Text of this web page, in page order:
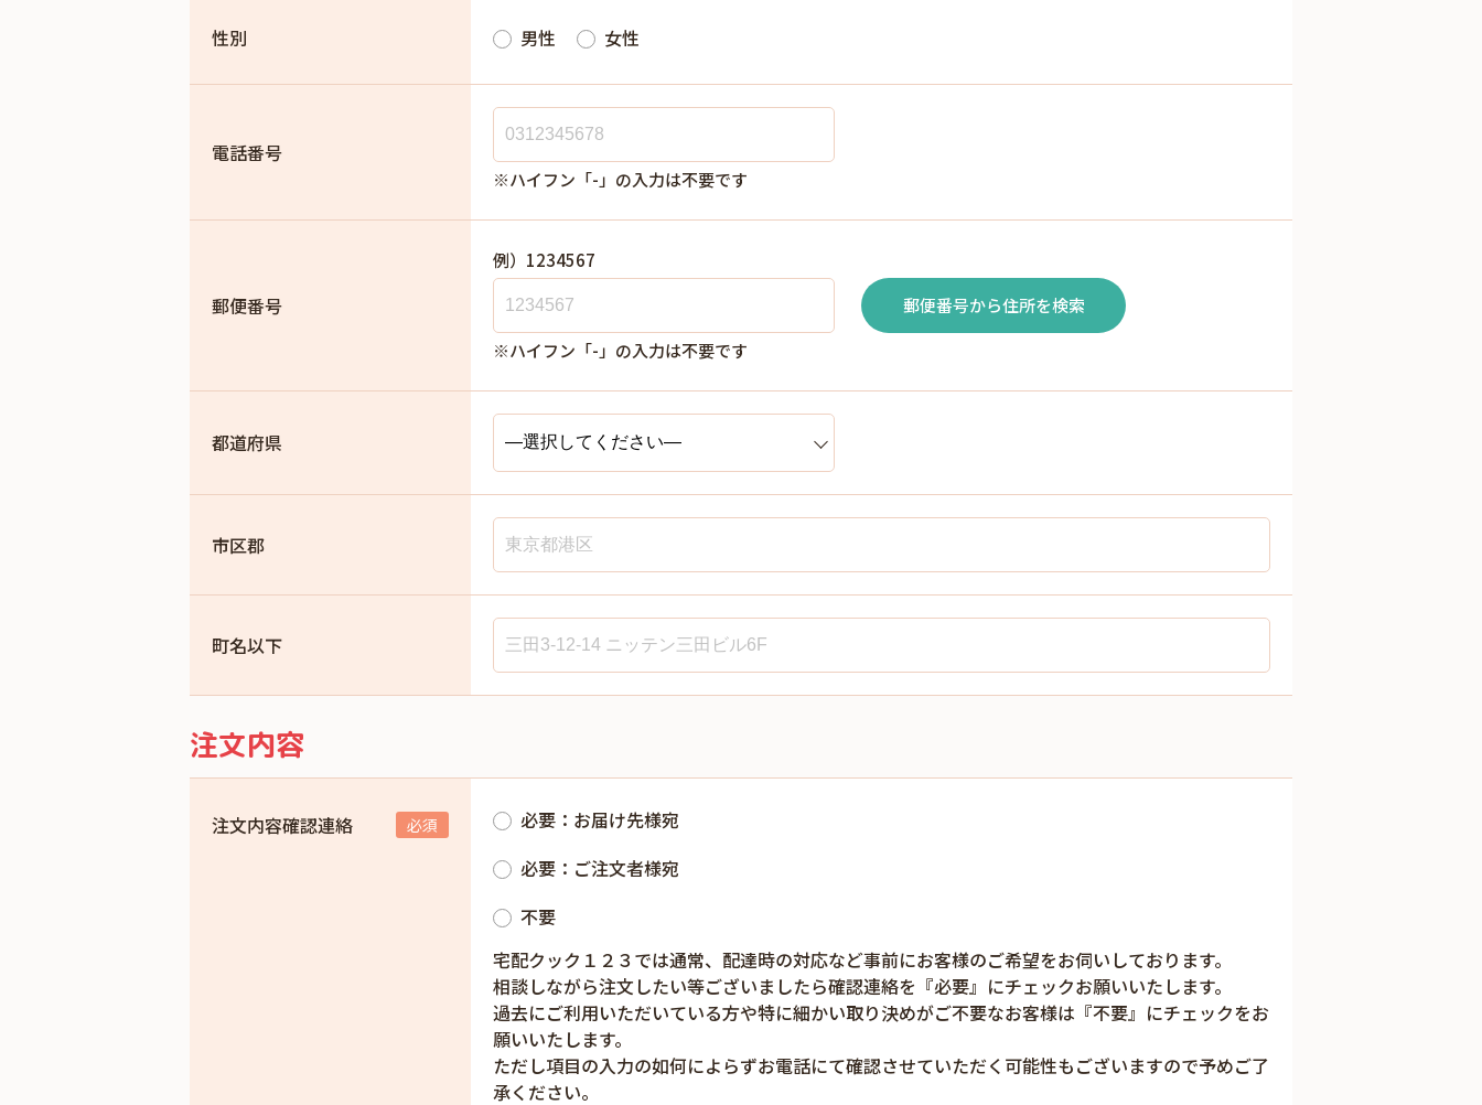
性別 男性 女性
電話番号
※ハイフン「-」の入力は不要です
郵便番号
例）1234567
郵便番号から住所を検索
※ハイフン「-」の入力は不要です
都道府県
市区郡
町名以下
注文内容
注文内容確認連絡
必要：お届け先様宛
必要：ご注文者様宛
不要
宅配クック１２３では通常、配達時の対応など事前にお客様のご希望をお伺いしております。
相談しながら注文したい等ございましたら確認連絡を『必要』にチェックお願いいたします。
過去にご利用いただいている方や特に細かい取り決めがご不要なお客様は『不要』にチェックをお
願いいたします。
ただし項目の入力の如何によらずお電話にて確認させていただく可能性もございますので予めご了
承ください。